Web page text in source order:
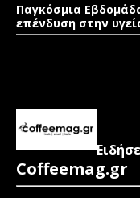
Παγκόσμια
επένδυση στην
Coffeemag.gr